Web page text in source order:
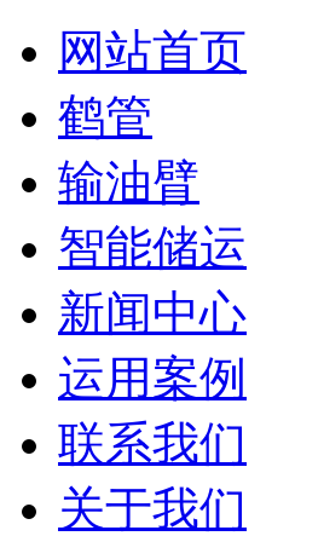
网站首页
鹤管
输油臂
智能储运
新闻中心
运用案例
联系我们
关于我们